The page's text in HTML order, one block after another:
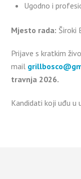
Ugodno i
Mjesto rada: Široki
Prijave s kratkim
mail
travnja 2026.
Kandidati koji uđu u